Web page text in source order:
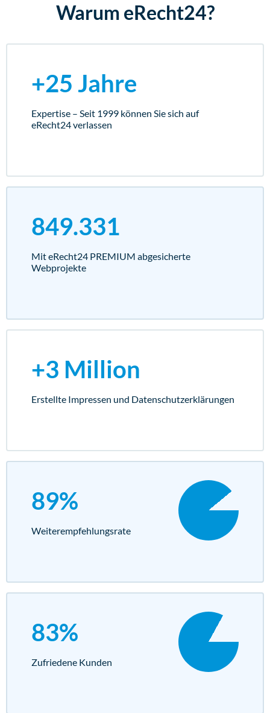
Warum eRecht24?
+25 Jahre
Expertise – Seit 1999 können Sie sich auf
eRecht24 verlassen
849.331
Mit eRecht24 PREMIUM abgesicherte
Webprojekte
+3 Million
Erstellte Impressen und Datenschutz­erklärungen
89%
Weiterempfehlungs­rate
83%
Zufriedene Kunden